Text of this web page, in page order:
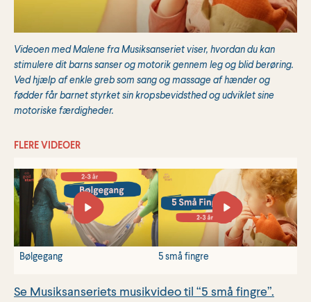
Videoen med Malene fra Musiksanseriet viser, hvordan du kan
stimulere dit barns sanser og motorik gennem leg og blid berøring.
Ved hjælp af enkle greb som sang og massage af hænder og
fødder får barnet styrket sin kropsbevidsthed og udviklet sine
motoriske færdigheder.
FLERE VIDEOER
Bølgegang 5 små fingre
Se Musiksanseriets musikvideo til “5 små fingre”.